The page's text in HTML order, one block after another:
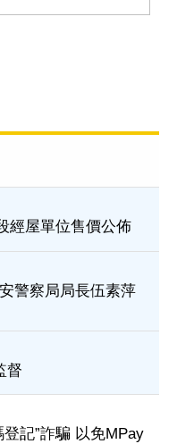
經屋單位售價公佈
警察局局長伍素萍
督
記”詐騙 以免MPay